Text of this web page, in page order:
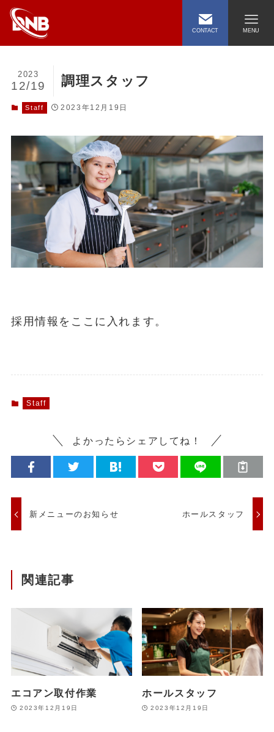
CONTACT MENU
調理スタッフ
2023
12/19
Staff 2023年12月19日
採用情報をここに入れます。
Staff
よかったらシェアしてね！
新メニューのお知らせ ホールスタッフ
関連記事
エコアン取付作業
2023年12月19日
ホールスタッフ
2023年12月19日